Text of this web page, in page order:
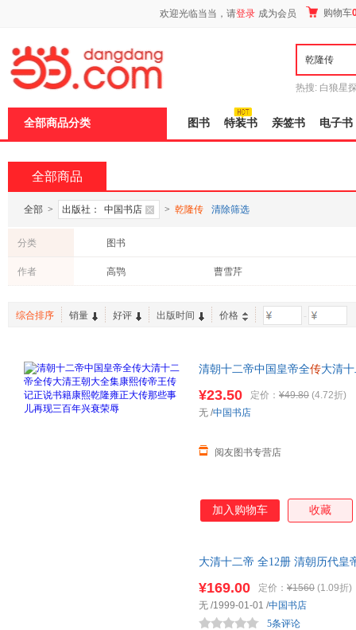
欢迎光临当当，请登录 成为会员 购物车
热搜: 白狼星
全部商品分类 图书 特装书 亲签书 电子书
全部商品
全部 > 出版社： 中国书店 > 乾隆传 清除筛选
分类 图书
作者 高鹗 曹雪芹
综合排序 销量 好评 出版时间 价格 -
清朝十二帝中国皇帝全传大清
¥23.50 定价： ¥49.80 (4.72折)
阅友图书专营店
无 /中国书店
加入购物车 收藏
大清十二帝 全12册 清朝历代皇
¥169.00 定价： ¥1560 (1.09折)
5条评论
无 /1999-01-01 /中国书店
页
加